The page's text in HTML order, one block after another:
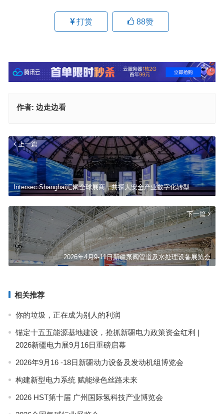
打赏 88赞
作者: 边走边看
上一篇
Intersec Shanghai汇聚全球展商，共探大安全产业数字化转型
下一篇
2026年4月9-11日新疆泵阀管道及水处理设备展览会
相关推荐
你的垃圾，正在成为别人的利润
锚定十五五能源基地建设，抢抓新疆电力政策资金红利 |
2026新疆电力展9月16日重磅启幕
2026年9月16 -18日新疆动力设备及发动机组博览会
构建新型电力系统 赋能绿色丝路未来
2026 HST第十届 广州国际氢科技产业博览会